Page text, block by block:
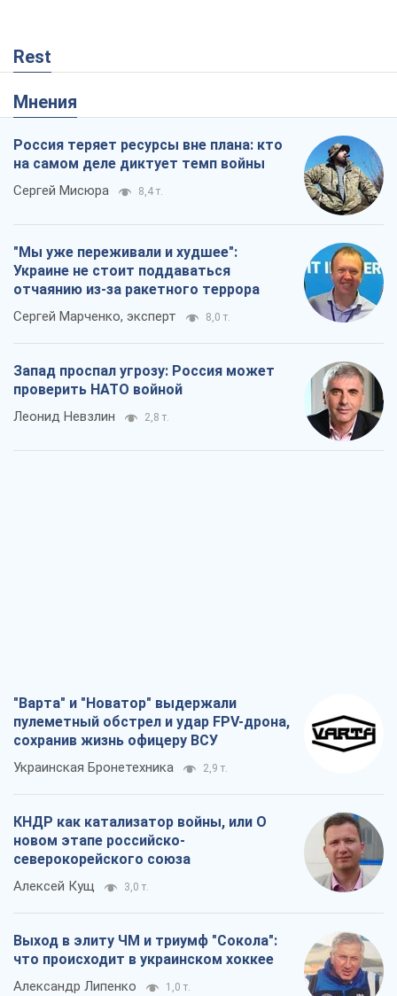
Rest
Мнения
Россия теряет ресурсы вне плана: кто
на самом деле диктует темп войны
Сергей Мисюра 8,4 т.
"Мы уже переживали и худшее":
Украине не стоит поддаваться
отчаянию из-за ракетного террора
Сергей Марченко, эксперт 8,0 т.
Запад проспал угрозу: Россия может
проверить НАТО войной
Леонид Невзлин 2,8 т.
"Варта" и "Новатор" выдержали
пулеметный обстрел и удар FPV-дрона,
сохранив жизнь офицеру ВСУ
Украинская Бронетехника 2,9 т.
КНДР как катализатор войны, или О
новом этапе российско-
северокорейского союза
Алексей Кущ 3,0 т.
Выход в элиту ЧМ и триумф "Сокола":
что происходит в украинском хоккее
Александр Липенко 1,0 т.